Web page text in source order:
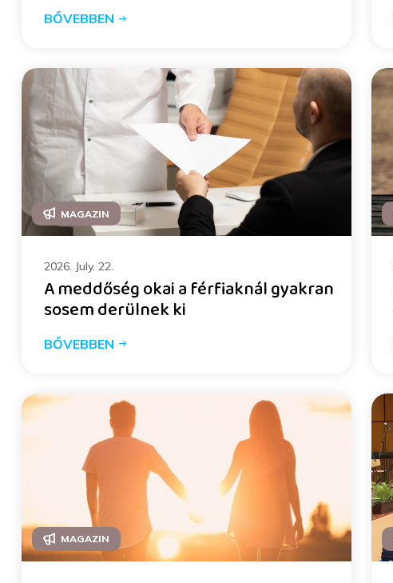
BŐVEBBEN
MAGAZIN
2026. July. 22.
A meddőség okai a férfiaknál gyakran
sosem derülnek ki
BŐVEBBEN
MAGAZIN